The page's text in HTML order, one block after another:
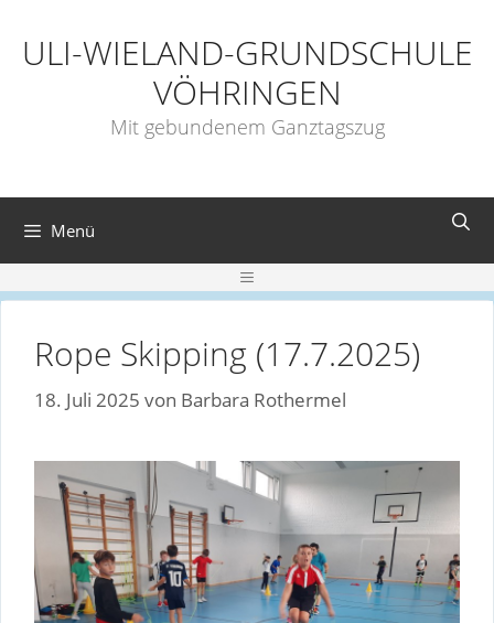
Inhalt
springen
ULI-WIELAND-GRUNDSCHULE
VÖHRINGEN
Mit gebundenem Ganztagszug
Menü
Rope Skipping (17.7.2025)
18. Juli 2025 von Barbara Rothermel